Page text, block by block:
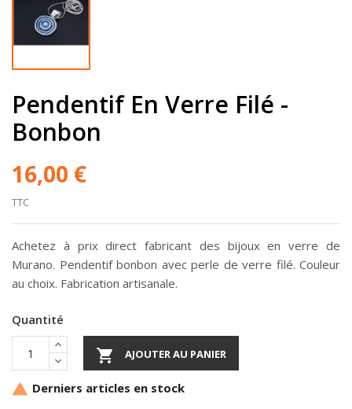
Pendentif En Verre Filé -
Bonbon
16,00 €
TTC
Achetez à prix direct fabricant des bijoux en verre de
Murano. Pendentif bonbon avec perle de verre filé. Couleur
au choix. Fabrication artisanale.
Quantité
 AJOUTER AU PANIER
 Derniers articles en stock